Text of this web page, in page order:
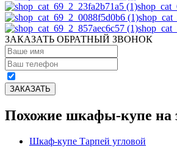
ЗАКАЗАТЬ ОБРАТНЫЙ ЗВОНОК
Похожие шкафы-купе на
Шкаф-купе Тарпей угловой